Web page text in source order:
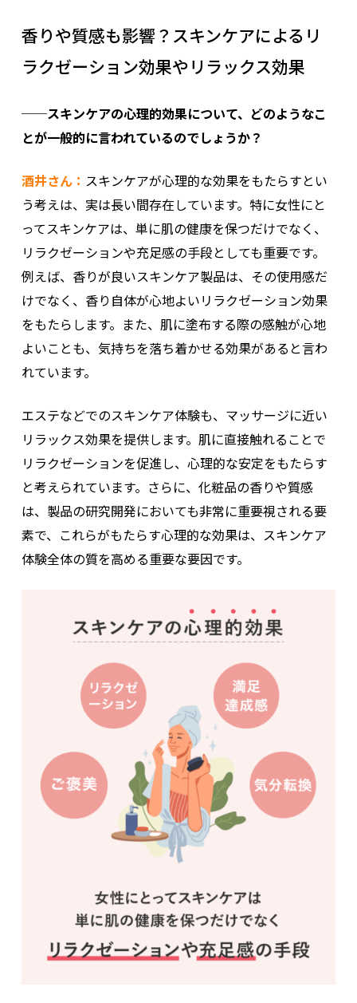
香りや質感も影響？スキンケアによるリ
ラクゼーション効果やリラックス効果
──スキンケアの心理的効果について、どのようなこ
とが一般的に言われているのでしょうか？
酒井さん： スキンケアが心理的な効果をもたらすとい
う考えは、実は長い間存在しています。特に女性にと
ってスキンケアは、単に肌の健康を保つだけでなく、
リラクゼーションや充足感の手段としても重要です。
例えば、香りが良いスキンケア製品は、その使用感だ
けでなく、香り自体が心地よいリラクゼーション効果
をもたらします。また、肌に塗布する際の感触が心地
よいことも、気持ちを落ち着かせる効果があると言わ
れています。
エステなどでのスキンケア体験も、マッサージに近い
リラックス効果を提供します。肌に直接触れることで
リラクゼーションを促進し、心理的な安定をもたらす
と考えられています。さらに、化粧品の香りや質感
は、製品の研究開発においても非常に重要視される要
素で、これらがもたらす心理的な効果は、スキンケア
体験全体の質を高める重要な要因です。